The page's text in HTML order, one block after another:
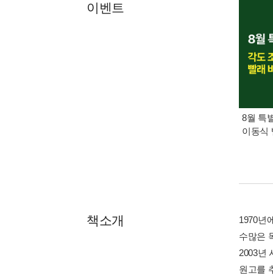
이벤트
8월 특
이동식
책소개
1970년
수많은
2003년
원고를